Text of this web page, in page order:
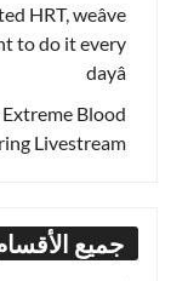
HRT, weâve
to do it every
dayâ
Blood
Livestream
جميع